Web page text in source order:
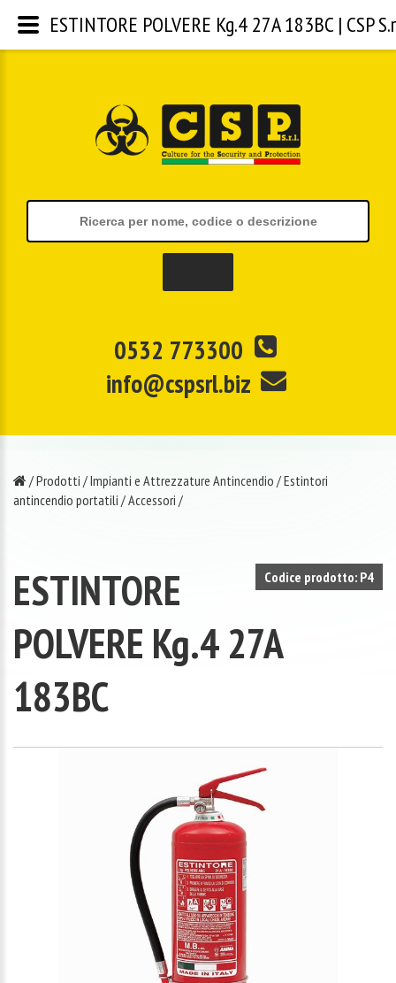
0532 773300
info@cspsrl.biz
/Prodotti /Impianti e Attrezzature Antincendio /Estintori
antincendio portatili /Accessori /
Codice prodotto: P4
ESTINTORE
POLVERE Kg.4 27A
183BC
ESTINTORE POLVERE Kg.4 27A 183BC | CSP